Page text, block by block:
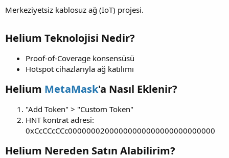
l
a
t
i
i
Merkeziyetsiz kablosuz ağ (IoT) projesi.
Helium Teknolojisi Nedir?
Proof-of-Coverage konsensüsü
Hotspot cihazlarıyla ağ katılımı
Helium MetaMask'a Nasıl Eklenir?
"Add Token" > "Custom Token"
HNT kontrat adresi:
0xCcCCcCCc00000002000000000000000000000000
Helium Nereden Satın Alabilirim?